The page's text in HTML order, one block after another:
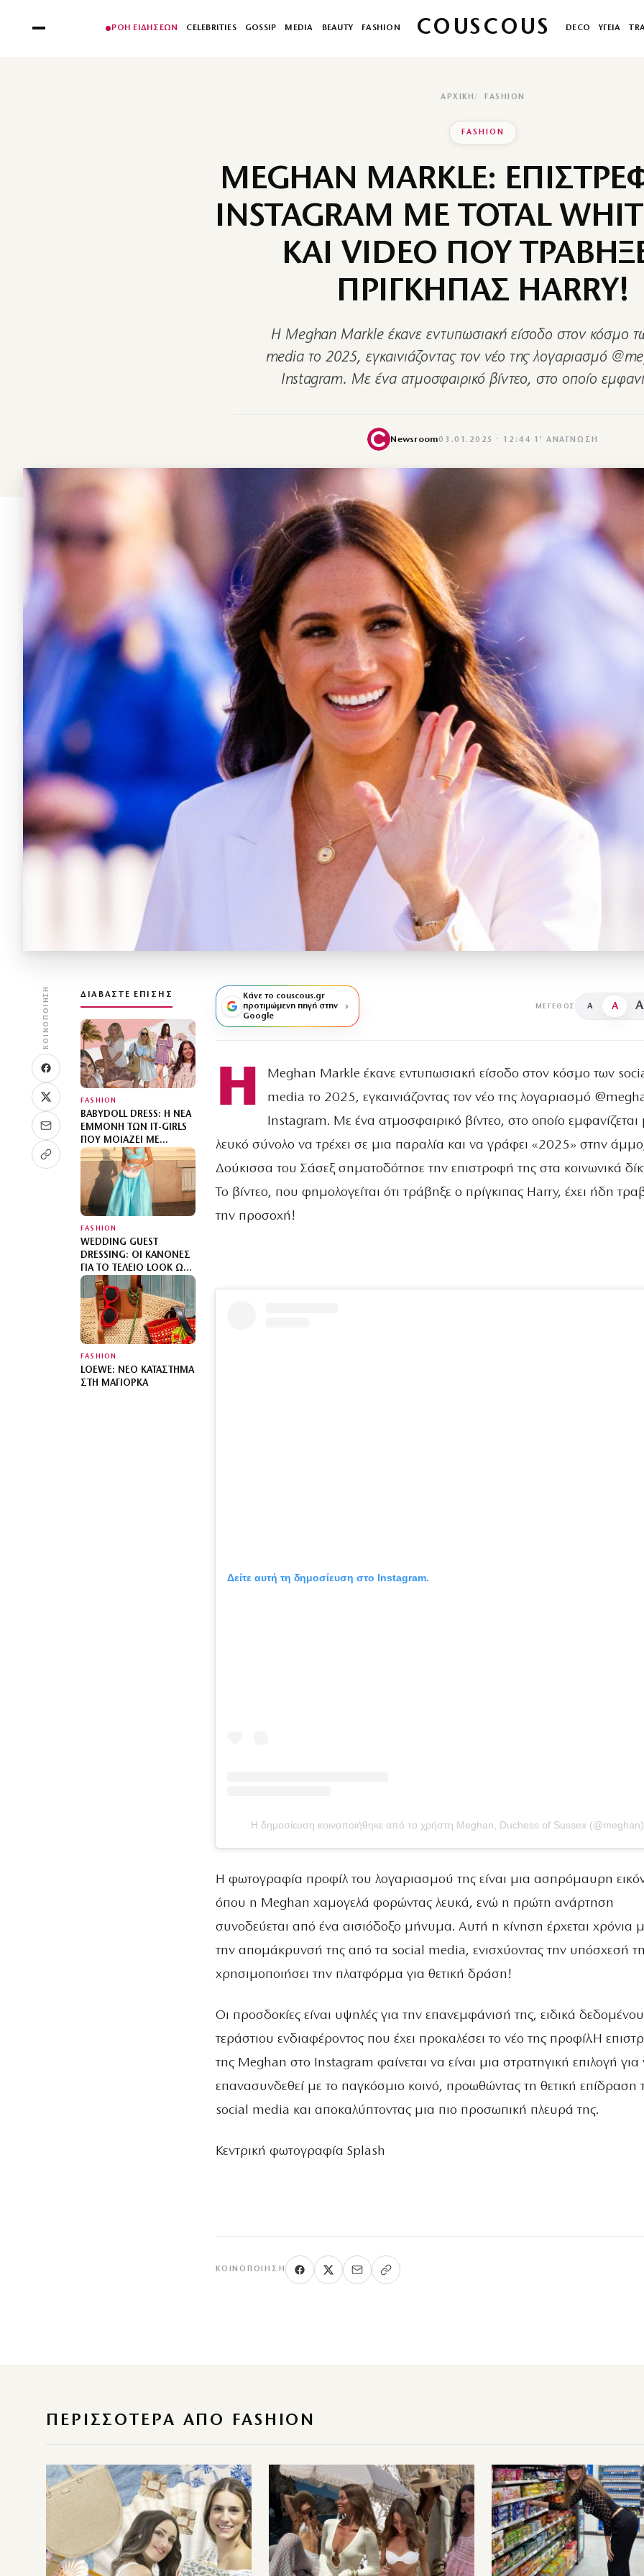
ΡΟΗ ΕΙΔΗΣΕΩΝ CELEBRITIES GOSSIP MEDIA BEAUTY FASHION COUSCOUS DECO ΥΓΕΙΑ
ΑΡΧΙΚΉ FASHION
FASHION
MEGHAN MARKLE:
INSTAGRAM ΜΕ TOTAL
ΚΑΙ VIDEO ΠΟΥ
ΠΡΙΓΚΗΠΑΣ HARRY!
Η Meghan Markle έκανε εντυπωσιακή είσοδο στον κόσμο
media το 2025, εγκαινιάζοντας τον νέο της λογαριασμό
Instagram. Με ένα ατμοσφαιρικό βίντεο, στο οποίο
Newsroom03.01.2025 · 12:44· 1′ ΑΝΆΓΝΩΣΗ
ΚΟΙΝΟΠΟΊΗΣΗ ΔΙΑΒΆΣΤΕ ΕΠΊΣΗΣ
FASHION
BABYDOLL DRESS: Η ΝΈΑ
ΕΜΜΟΝΉ ΤΩΝ IT-GIRLS
ΠΟΥ ΜΟΙΆΖΕΙ ΜΕ
ΝΥΧΤΙΚΌ
FASHION
WEDDING GUEST
DRESSING: ΟΙ ΚΑΝΌΝΕΣ
ΓΙΑ ΤΟ ΤΈΛΕΙΟ LOOK ΩΣ
ΚΑΛΕΣΜΈΝΗ ΣΕ ΓΆΜΟ
FASHION
LOEWE: ΝΈΟ ΚΑΤΆΣΤΗΜΑ
ΣΤΗ ΜΑΓΙΌΡΚΑ
Κάνε το couscous.gr
προτιμώμενη πηγή στην
Google
ΜΈΓΕΘΟΣ A A A
Η
Meghan Markle έκανε εντυπωσιακή είσοδο στον κόσμο των
media το 2025, εγκαινιάζοντας τον νέο της λογαριασμό
Instagram. Με ένα ατμοσφαιρικό βίντεο, στο οποίο εμφανίζεται
λευκό σύνολο να τρέχει σε μια παραλία και να γράφει «2025» στην
Δούκισσα του Σάσεξ σηματοδότησε την επιστροφή της στα κοινωνικά
Το βίντεο, που φημολογείται ότι τράβηξε ο πρίγκιπας Harry, έχει ήδη
την προσοχή!
Δείτε αυτή τη δημοσίευση στο Instagram.
Η δημοσίευση κοινοποιήθηκε από το χρήστη Meghan, Duchess of Sussex (@meghan)
Η φωτογραφία προφίλ του λογαριασμού της είναι μια ασπρόμαυρη
όπου η Meghan χαμογελά φορώντας λευκά, ενώ η πρώτη ανάρτηση
συνοδεύεται από ένα αισιόδοξο μήνυμα. Αυτή η κίνηση έρχεται χρόνια
την απομάκρυνσή της από τα social media, ενισχύοντας την υπόσχεσή
χρησιμοποιήσει την πλατφόρμα για θετική δράση!
Οι προσδοκίες είναι υψηλές για την επανεμφάνισή της, ειδικά
τεράστιου ενδιαφέροντος που έχει προκαλέσει το νέο της προφίλ.Η
της Meghan στο Instagram φαίνεται να είναι μια στρατηγική επιλογή για
επανασυνδεθεί με το παγκόσμιο κοινό, προωθώντας τη θετική επίδραση
social media και αποκαλύπτοντας μια πιο προσωπική πλευρά της.
Κεντρική φωτογραφία Splash
ΚΟΙΝΟΠΟΊΗΣΗ
ΠΕΡΙΣΣΌΤΕΡΑ ΑΠΌ FASHION